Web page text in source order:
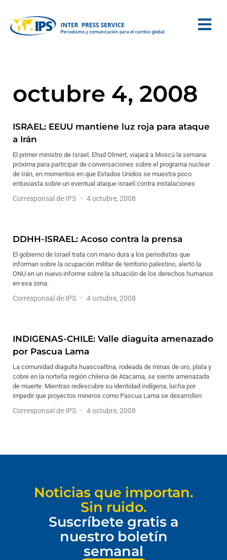
octubre 4, 2008
ISRAEL: EEUU mantiene luz roja para ataque
a Irán
El primer ministro de Israel, Ehud Olmert, viajará a Moscú la semana
próxima para participar de conversaciones sobre el programa nuclear
de Irán, en momentos en que Estados Unidos se muestra poco
entusiasta sobre un eventual ataque israelí contra instalaciones
Corresponsal de IPS 4 octubre, 2008
DDHH-ISRAEL: Acoso contra la prensa
El gobierno de Israel trata con mano dura a los periodistas que
informan sobre la ocupación militar de territorio palestino, alertó la
ONU en un nuevo informe sobre la situación de los derechos humanos
en esa zona.
Corresponsal de IPS 4 octubre, 2008
INDIGENAS-CHILE: Valle diaguita amenazado
por Pascua Lama
La comunidad diaguita huascoaltina, rodeada de minas de oro, plata y
cobre en la norteña región chilena de Atacama, se siente amenazada
de muerte. Mientras redescubre su identidad indígena, lucha por
impedir que proyectos mineros como Pascua Lama se desarrollen
Corresponsal de IPS 4 octubre, 2008
Noticias que importan.
Sin ruido.
Suscríbete gratis a
nuestro boletín
semanal